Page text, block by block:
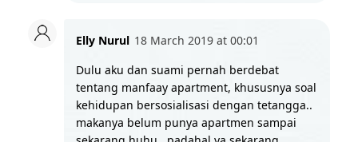
Elly Nurul 18 March 2019 at 00:01
Dulu aku dan suami pernah berdebat
tentang manfaay apartment, khususnya soal
kehidupan bersosialisasi dengan tetangga..
makanya belum punya apartmen sampai